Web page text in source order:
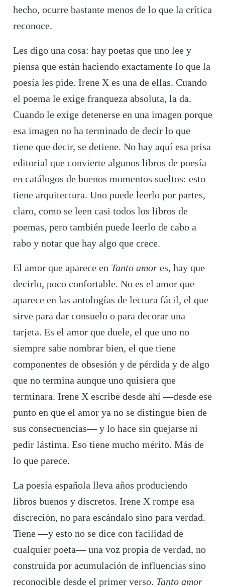
hecho, ocurre bastante menos de lo que la crítica
reconoce.
Les digo una cosa: hay poetas que uno lee y
piensa que están haciendo exactamente lo que la
poesía les pide. Irene X es una de ellas. Cuando
el poema le exige franqueza absoluta, la da.
Cuando le exige detenerse en una imagen porque
esa imagen no ha terminado de decir lo que
tiene que decir, se detiene. No hay aquí esa prisa
editorial que convierte algunos libros de poesía
en catálogos de buenos momentos sueltos: esto
tiene arquitectura. Uno puede leerlo por partes,
claro, como se leen casi todos los libros de
poemas, pero también puede leerlo de cabo a
rabo y notar que hay algo que crece.
El amor que aparece en Tanto amores, hay que
decirlo, poco confortable. No es el amor que
aparece en las antologías de lectura fácil, el que
sirve para dar consuelo o para decorar una
tarjeta. Es el amor que duele, el que uno no
siempre sabe nombrar bien, el que tiene
componentes de obsesión y de pérdida y de algo
que no termina aunque uno quisiera que
terminara. Irene X escribe desde ahí —desde ese
punto en que el amor ya no se distingue bien de
sus consecuencias— y lo hace sin quejarse ni
pedir lástima. Eso tiene mucho mérito. Más de
lo que parece.
La poesía española lleva años produciendo
libros buenos y discretos. Irene X rompe esa
discreción, no para escándalo sino para verdad.
Tiene —y esto no se dice con facilidad de
cualquier poeta— una voz propia de verdad, no
construida por acumulación de influencias sino
reconocible desde el primer verso. Tanto amor